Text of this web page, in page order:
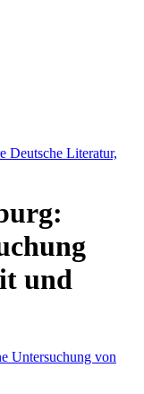
Deutsche Literatur,
und